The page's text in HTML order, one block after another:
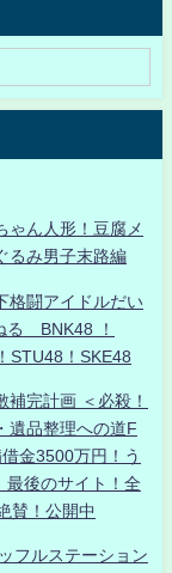
ん人形！豆腐メ
るみ男子末路編
闘アイドルだい
る BNK48 ！
STU48！SKE48
完計画 ＜必殺！
遺品整理への道F
金3500万円！う
最後のサイト！全
賛！公開中
フルステーション